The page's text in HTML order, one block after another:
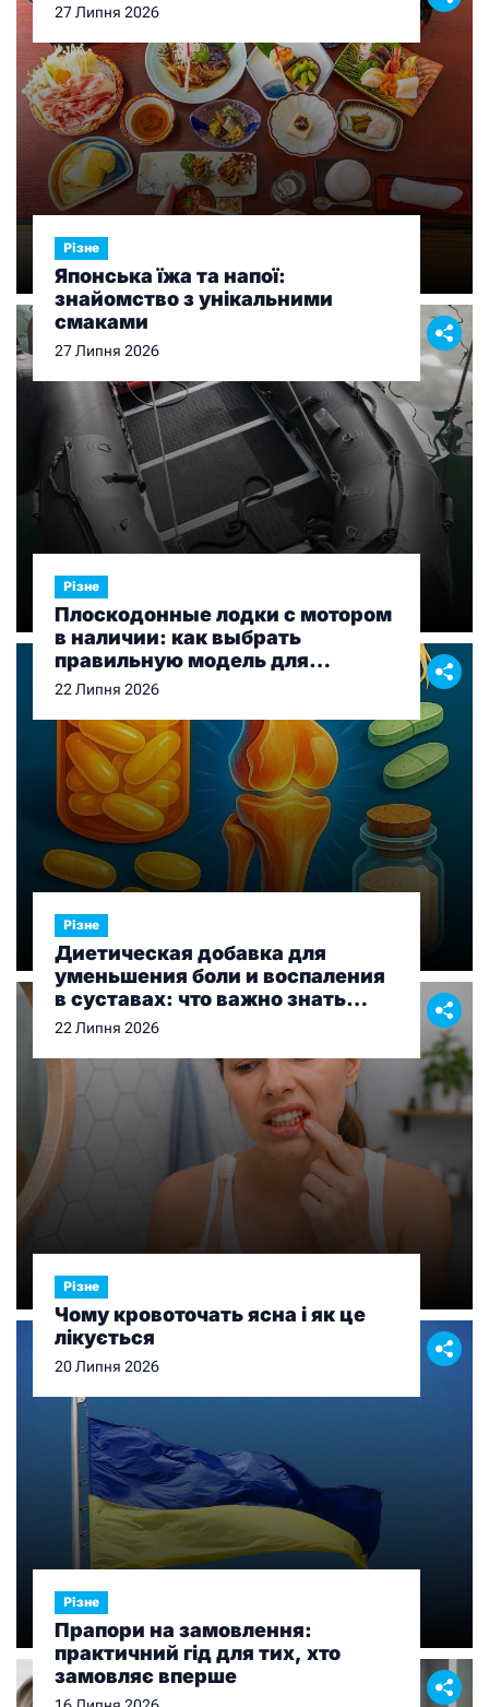
27 Липня 2026
Різне
Японська їжа та напої:
знайомство з унікальними
смаками
27 Липня 2026
Різне
Плоскодонные лодки с мотором
в наличии: как выбрать
правильную модель для
рыбалки и отдыха
22 Липня 2026
Різне
Диетическая добавка для
уменьшения боли и воспаления
в суставах: что важно знать
перед выбором
22 Липня 2026
Різне
Чому кровоточать ясна і як це
лікується
20 Липня 2026
Різне
Прапори на замовлення:
практичний гід для тих, хто
замовляє вперше